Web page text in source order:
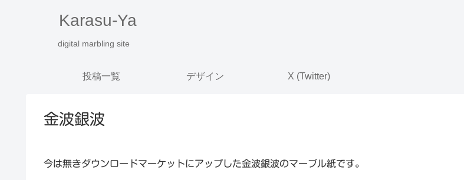
digital marbling site
Karasu-Ya
投稿一覧 デザイン X (Twitter)
金波銀波
今は無きダウンロードマーケットにアップした金波銀波のマーブル紙です。